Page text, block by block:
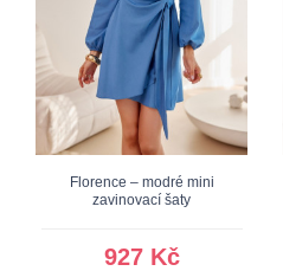
Florence – modré mini
zavinovací šaty
927 Kč